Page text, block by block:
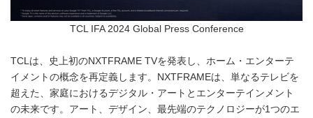
TCL IFA 2024 Global Press Conference
TCLは、史上初のNXTFRAME TVを発表し、ホーム・エンターテ
イメントの概念を再定義します。NXTFRAMEは、単なるテレビを
超えた、家庭におけるデジタル・アートとエンターテインメント
の未来です。アート、デザイン、最先端のテクノロジーが1つのエ